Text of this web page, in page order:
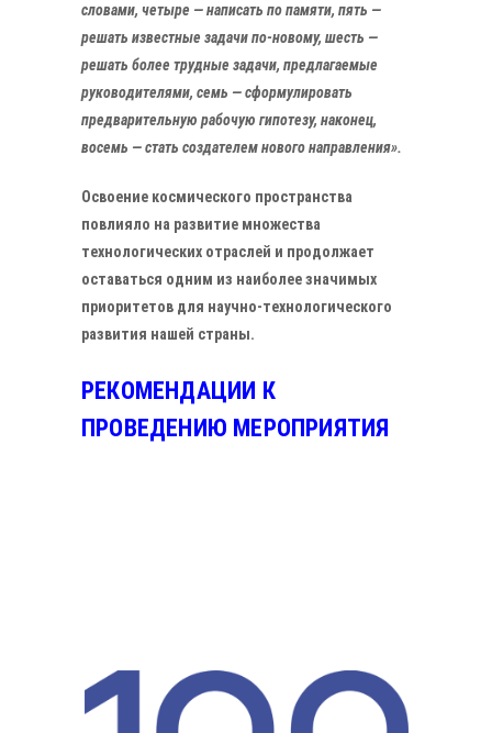
словами, четыре — написать по памяти, пять —
решать известные задачи по-новому, шесть —
решать более трудные задачи, предлагаемые
руководителями, семь — сформулировать
предварительную рабочую гипотезу, наконец,
восемь — стать создателем нового направления».
Освоение космического пространства
повлияло на развитие множества
технологических отраслей и продолжает
оставаться одним из наиболее значимых
приоритетов для научно-технологического
развития нашей страны.
РЕКОМЕНДАЦИИ К
ПРОВЕДЕНИЮ МЕРОПРИЯТИЯ